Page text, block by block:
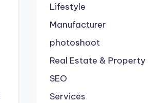
Lifestyle
Manufacturer
photoshoot
Real Estate & Property
SEO
Services